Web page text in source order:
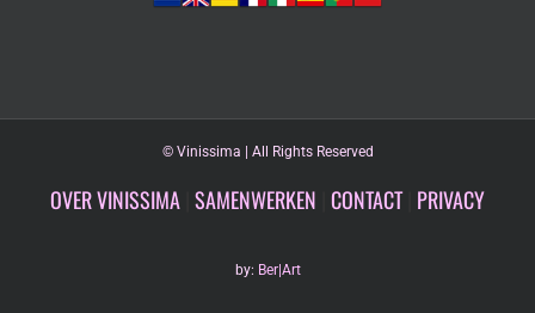
© Vinissima | All Rights Reserved
OVER VINISSIMA SAMENWERKEN CONTACT| PRIVACY
by: Ber|Art